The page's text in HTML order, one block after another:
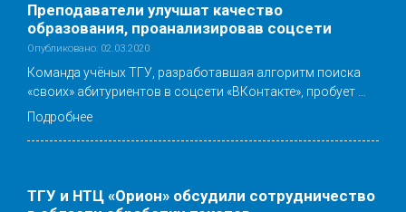
Преподаватели улучшат качество
образования, проанализировав соцсети
Опубликовано: 02.03.2020
Команда учёных ТГУ, разработавшая алгоритм поиска
«своих» абитуриентов в соцсети «ВКонтакте», пробует …
Подробнее
ТГУ и НТЦ «Орион» обсудили сотрудничество